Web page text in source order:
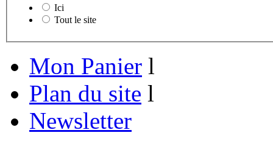
Ici
Tout le site
Mon Panier l
Plan du site l
Newsletter